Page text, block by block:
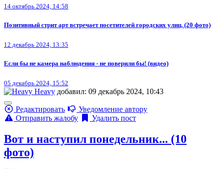
14 октябрь 2024, 14:58
Позитивный стрит арт встречает посетителей городских улиц. (20 фото)
12 декабрь 2024, 13:35
Если бы не камера наблюдения - не поверили бы! (видео)
05 декабрь 2024, 15:52
Heavy добавил: 09 декабрь 2024, 10:43
Редактировать
Уведомление автору
Отправить жалобу
Удалить пост
Вот и наступил понедельник... (10
фото)